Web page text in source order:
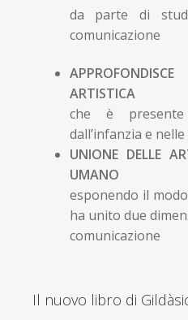
da parte di
comunicazione
ARTISTICA
che è
dall’infanzia e
UNIONE DELLE
UMANO
esponendo il
ha unito due
comunicazione
Il nuovo libro di